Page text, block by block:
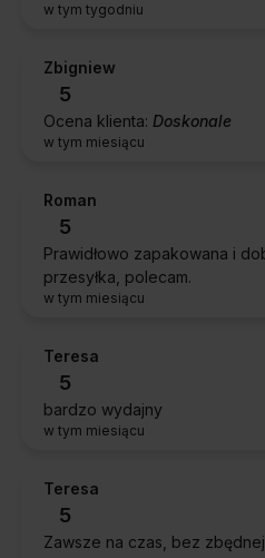
w tym tygodniu
Zbigniew
5
Ocena klienta: Doskonale
w tym miesiącu
Roman
5
Prawidłowo zapakowana i
przesyłka, polecam.
w tym miesiącu
Teresa
5
bardzo wydajny
w tym miesiącu
Teresa
5
Zawsze na czas, bez zbędnej